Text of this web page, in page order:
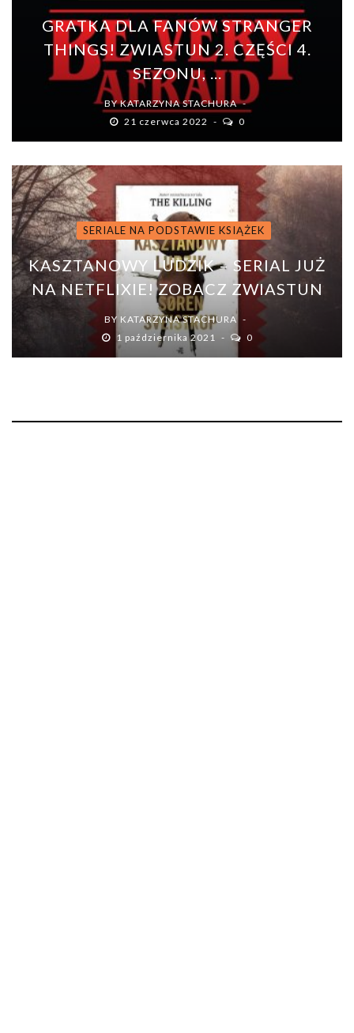
GRATKA DLA FANÓW STRANGER
THINGS! ZWIASTUN 2. CZĘŚCI 4.
SEZONU, ...
BYKATARZYNA STACHURA
21 czerwca 2022
0
SERIALE NA PODSTAWIE KSIĄŻEK
KASZTANOWY LUDZIK – SERIAL JUŻ
NA NETFLIXIE! ZOBACZ ZWIASTUN
BY KATARZYNA STACHURA
1 października 2021
0